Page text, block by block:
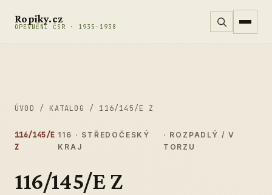
Ropiky.cz
OPEVNĚNÍ ČSR · 1935–1938
ÚVOD / KATALOG / 116/145/E Z
116/145/E
Z
116 · STŘEDOČESKÝ
KRAJ
· ROZPADLÝ / V
TORZU
116/145/E Z